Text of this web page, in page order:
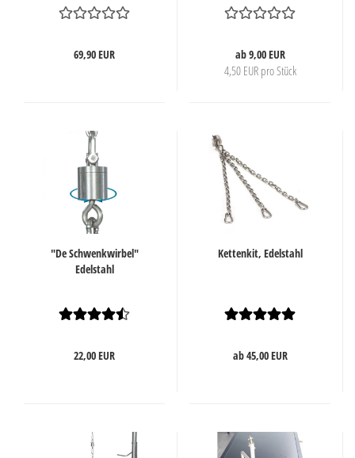
69,90 EUR ab 9,00 EUR
4,50 EUR pro Stück
"De Schwenkwirbel"
Edelstahl
22,00 EUR
Kettenkit, Edelstahl
ab 45,00 EUR